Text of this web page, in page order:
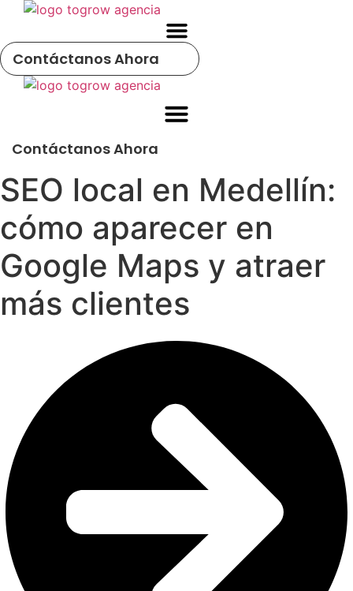
contenido
Contáctanos Ahora
Contáctanos Ahora
SEO local en Medellín:
cómo aparecer en
Google Maps y atraer
más clientes